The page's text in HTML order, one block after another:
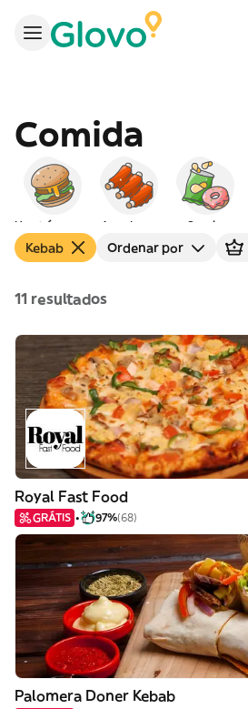
Comida
Americana Snacks
Kebab Ordenar por
11 resultados
Royal Fast Food
GRÁTIS 97%(68)
Palomera Doner Kebab